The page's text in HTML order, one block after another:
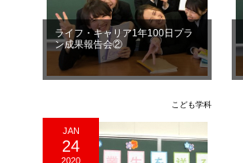
ライフ・キャリア1年100日プラ
ン成果報告会②
こども学科
JAN
24
2020